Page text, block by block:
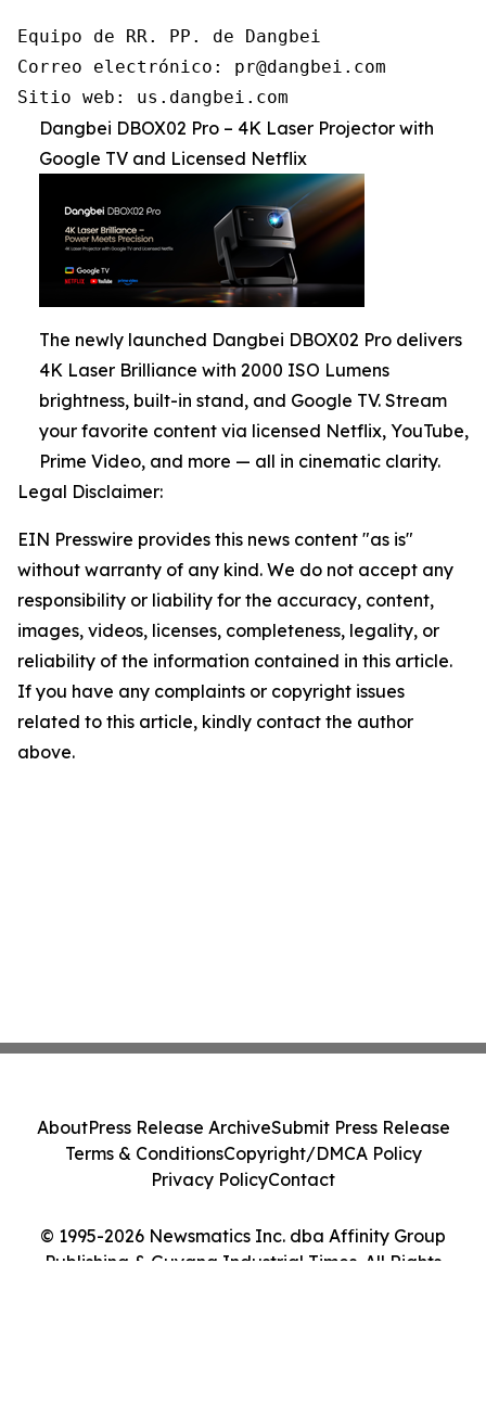
Equipo de RR. PP. de Dangbei
Correo electrónico: pr@dangbei.com
Sitio web: us.dangbei.com
Dangbei DBOX02 Pro – 4K Laser Projector with
Google TV and Licensed Netflix
The newly launched Dangbei DBOX02 Pro delivers
4K Laser Brilliance with 2000 ISO Lumens
brightness, built-in stand, and Google TV. Stream
your favorite content via licensed Netflix, YouTube,
Prime Video, and more — all in cinematic clarity.
Legal Disclaimer:
EIN Presswire provides this news content "as is"
without warranty of any kind. We do not accept any
responsibility or liability for the accuracy, content,
images, videos, licenses, completeness, legality, or
reliability of the information contained in this article.
If you have any complaints or copyright issues
related to this article, kindly contact the author
above.
© 1995-2026 Newsmatics Inc. dba Affinity Group
Publishing & Guyana Industrial Times. All Rights
AboutPress Release ArchiveSubmit Press Release
Terms & ConditionsCopyright/DMCA Policy
Privacy PolicyContact